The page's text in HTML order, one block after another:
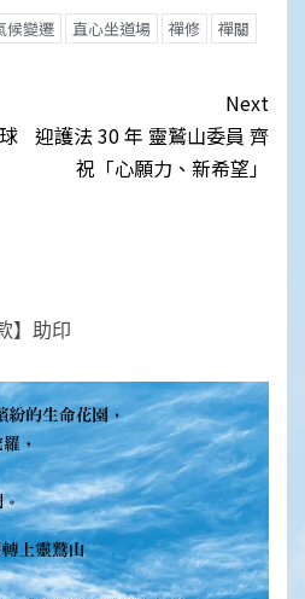
候變遷 直心坐道場 禪修
禪關
Next
迎護法 30 年 靈鷲山委員 齊
祝「心願力、新希望」
】助印